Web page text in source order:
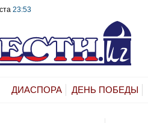
23:53
ДИАСПОРА ДЕНЬ ПОБЕДЫ